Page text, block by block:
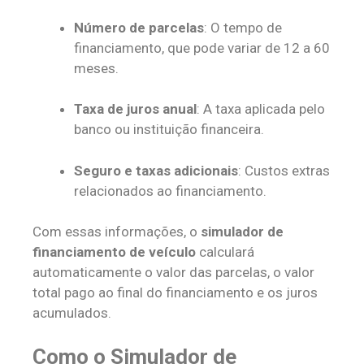
Número de parcelas: O tempo de
financiamento, que pode variar de 12 a 60
meses.
Taxa de juros anual: A taxa aplicada pelo
banco ou instituição financeira.
Seguro e taxas adicionais: Custos extras
relacionados ao financiamento.
Com essas informações, o simulador de
financiamento de veículo calculará
automaticamente o valor das parcelas, o valor
total pago ao final do financiamento e os juros
acumulados.
Como o Simulador de